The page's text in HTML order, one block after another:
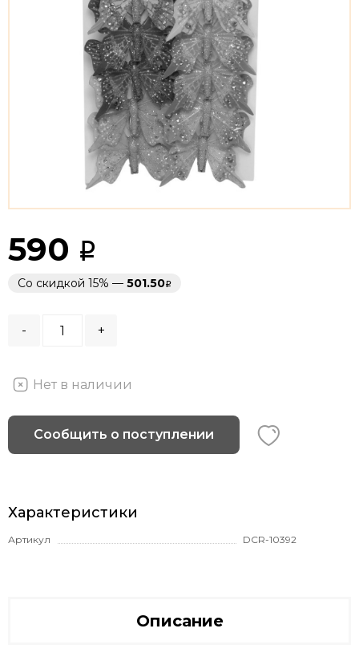
590
Со скидкой 15% — 501.50
- +
Нет в наличии
Сообщить о поступлении
Характеристики
Артикул DCR-10392
Описание